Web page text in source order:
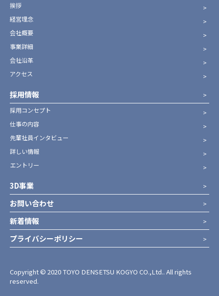
挨拶
経営理念
会社概要
事業詳細
会社沿革
アクセス
採用情報
採用コンセプト
仕事の内容
先輩社員インタビュー
詳しい情報
エントリー
3D事業
お問い合わせ
新着情報
プライバシーポリシー
Copyright © 2020 TOYO DENSETSU KOGYO CO.,Ltd.. All rights
reserved.